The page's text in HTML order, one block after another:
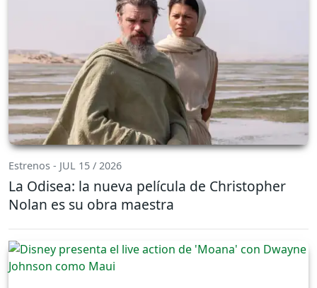
Estrenos - JUL 15 / 2026
La Odisea: la nueva película de Christopher
Nolan es su obra maestra